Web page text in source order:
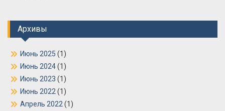
Архивы
Июнь 2025 (1)
Июнь 2024(1)
Июнь 2023 (1)
Июнь 2022 (1)
Апрель 2022 (1)